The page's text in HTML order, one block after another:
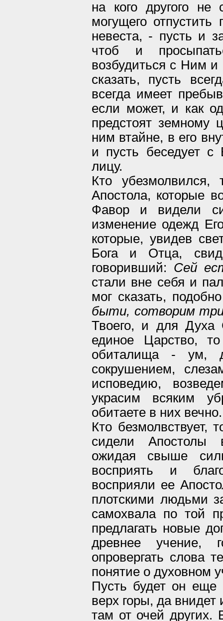
на кого другого не
могущего отпустить
невеста, - пусть и
чтоб и
возбудиться с Ним
сказать, пусть
всегда имеет
если может, и как
предстоят земному
ним втайне, в его
и пусть беседует
лицу.
Кто
Апостола, которые
Фавор и видели
изменение одежд
которые, увидев
Бога и Отца,
говоривший: Сей
стали вне себя и
мог сказать,
быти, сотворим
Твоего, и для Духа
единое Царство,
обиталища - ум,
сокрушением,
исповедию,
украсим всяким
обитаете в них вечно.
Кто безмолвствует,
сидели Апостолы
ожидая свыше
восприять и
восприяли ее
плотскими людьми
самохвала по той
предлагать новые
древнее учение,
опровергать слова
понятие о духовном
Пусть будет он
верх горы, да внидет
там от очей других.